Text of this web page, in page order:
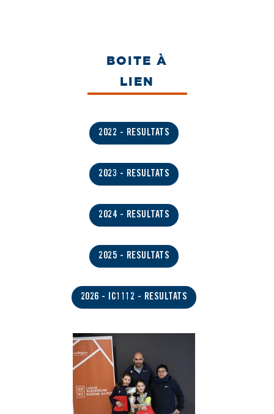
2022 - RESULTATS
2023 - RESULTATS
2024 - RESULTATS
2025 - RESULTATS
2026 - IC1112 - RESULTATS